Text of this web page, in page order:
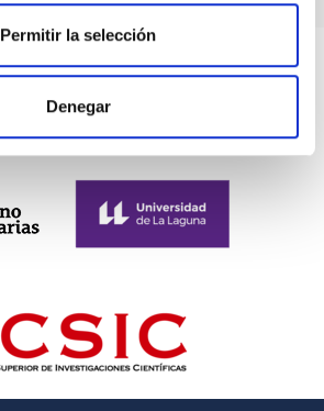
Permitir la selección
Denegar